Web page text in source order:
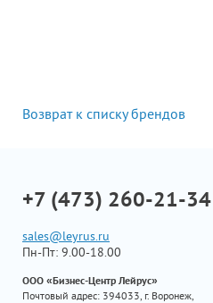
Возврат к списку брендов
+7 (473) 260-21-34
sales@leyrus.ru
Пн-Пт: 9.00-18.00
ООО «Бизнес-Центр Лейрус»
Почтовый адрес: 394033, г. Воронеж,